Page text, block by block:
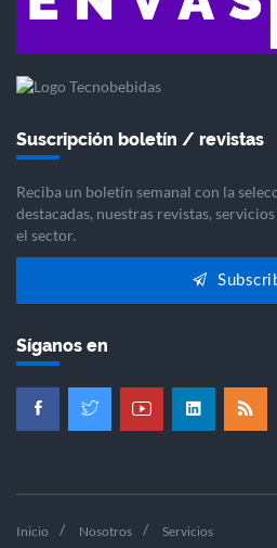
Suscripción boletín / revistas
Reciba un boletín semanal con la
destacadas, nuestras revistas,
el sector.
Síganos en
Inicio Nosotros Servicios